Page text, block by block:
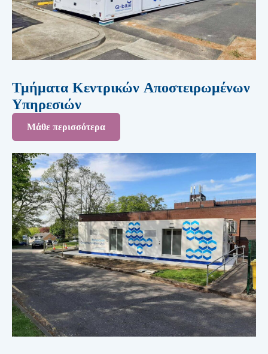
Τμήματα Κεντρικών Αποστειρωμένων
Υπηρεσιών
Μάθε περισσότερα